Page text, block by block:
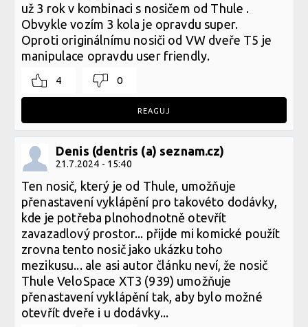
už 3 rok v kombinaci s nosičem od Thule .
Obvykle vozím 3 kola je opravdu super.
Oproti originálnímu nosiči od VW dveře T5 je
manipulace opravdu user friendly.
4 0
REAGUJ
Denis (dentris (a) seznam.cz)
21.7.2024 - 15:40
Ten nosič, který je od Thule, umožňuje
přenastavení vyklápění pro takovéto dodávky,
kde je potřeba plnohodnotně otevřít
zavazadlový prostor... přijde mi komické použít
zrovna tento nosič jako ukázku toho
mezikusu... ale asi autor článku neví, že nosič
Thule VeloSpace XT3 (939) umožňuje
přenastavení vyklápění tak, aby bylo možné
otevřít dveře i u dodávky...